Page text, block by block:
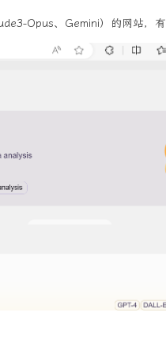
Opus、Gemini）的网站，